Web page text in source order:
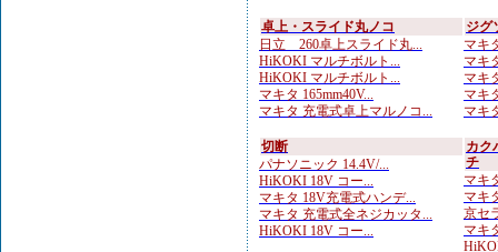
卓上・スライド丸ノコ
日立 260卓上スライド丸...
HiKOKI マルチボルト...
HiKOKI マルチボルト...
マキタ 165mm40V...
マキタ 充電式卓上マルノコ...
ジグ
マキ
マキ
マキ
マキ
マキ
切断
パナソニック 14.4V/...
HiKOKI 18V コー...
マキタ 18V充電式ハンデ...
マキタ 充電式全ネジカッタ...
HiKOKI 18V コー...
カク
チ
マキ
マキ
京セ
マキ